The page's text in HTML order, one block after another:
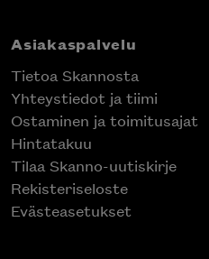
Asiakaspalvelu
Tietoa Skannosta
Yhteystiedot ja tiimi
Ostaminen ja toimitusajat
Hintatakuu
Tilaa Skanno-uutiskirje
Rekisteriseloste
Evästeasetukset